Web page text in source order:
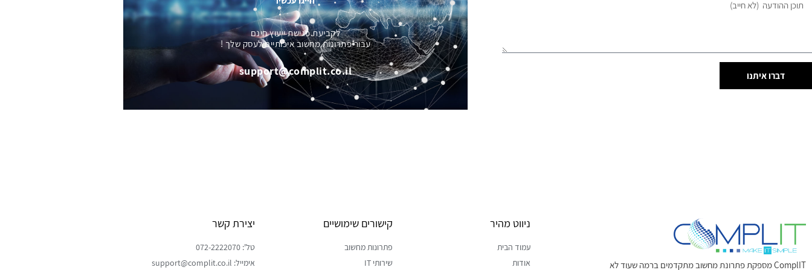
דברו איתנו
לקביעת פגישת ייעוץ חינם
עבור פתרונות מחשוב איכותיים לעסק שלך !
support@complit.co.il
ComplIT מספקת פתרונת מחשוב מתקדמים ברמה שעוד לא
ניווט מהיר
עמוד הבית
אודות
קישורים שימושיים
פתרונות מחשוב
שירותי IT
יצירת קשר
טל': 072-2222070
אימייל: support@complit.co.il